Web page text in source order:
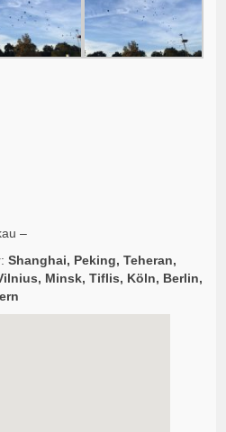
–
Shanghai, Peking, Teheran,
Minsk, Tiflis, Köln, Berlin,